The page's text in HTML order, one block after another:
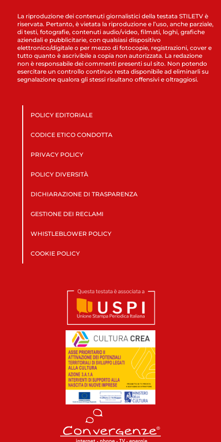
La riproduzione dei contenuti giornalistici della testata STILETV è
riservata. Pertanto, è vietata la riproduzione e l’uso, anche parziale,
di testi, fotografie, contenuti audio/video, filmati, loghi, grafiche
aziendali e pubblicitarie, con qualsiasi dispositivo
elettronico/digitale o per mezzo di fotocopie, registrazioni, cover e
tutto quanto è ascrivibile a copia non autorizzata. La redazione
non è responsabile dei commenti presenti sul sito. Non potendo
esercitare un controllo continuo resta disponibile ad eliminarli su
segnalazione qualora gli stessi risultano offensivi e oltraggiosi.
POLICY EDITORIALE
CODICE ETICO CONDOTTA
PRIVACY POLICY
POLICY DIVERSITÀ
DICHIARAZIONE DI TRASPARENZA
GESTIONE DEI RECLAMI
WHISTLEBLOWER POLICY
COOKIE POLICY